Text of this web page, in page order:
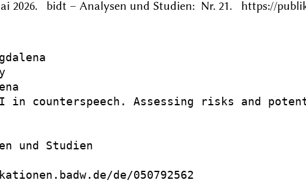
bidt – Analysen und Studien: Nr. 21. https://
in counterspeech. Assessing risks and
und Studien
de/050792562